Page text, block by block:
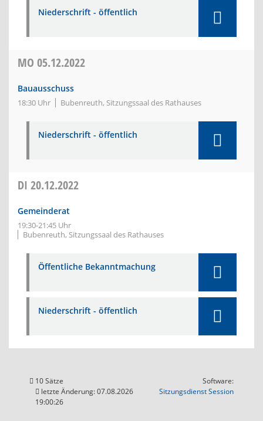
Niederschrift - öffentlich
MO 05.12.2022
Bauausschuss
18:30 Uhr Bubenreuth, Sitzungssaal des Rathauses
Niederschrift - öffentlich
DI 20.12.2022
Gemeinderat
19:30-21:45 Uhr
Bubenreuth, Sitzungssaal des Rathauses
Öffentliche Bekanntmachung
Niederschrift - öffentlich
10 Sätze
letzte Änderung: 07.08.2026
19:00:26
Software:
SitzungsdienstSession(Wird in